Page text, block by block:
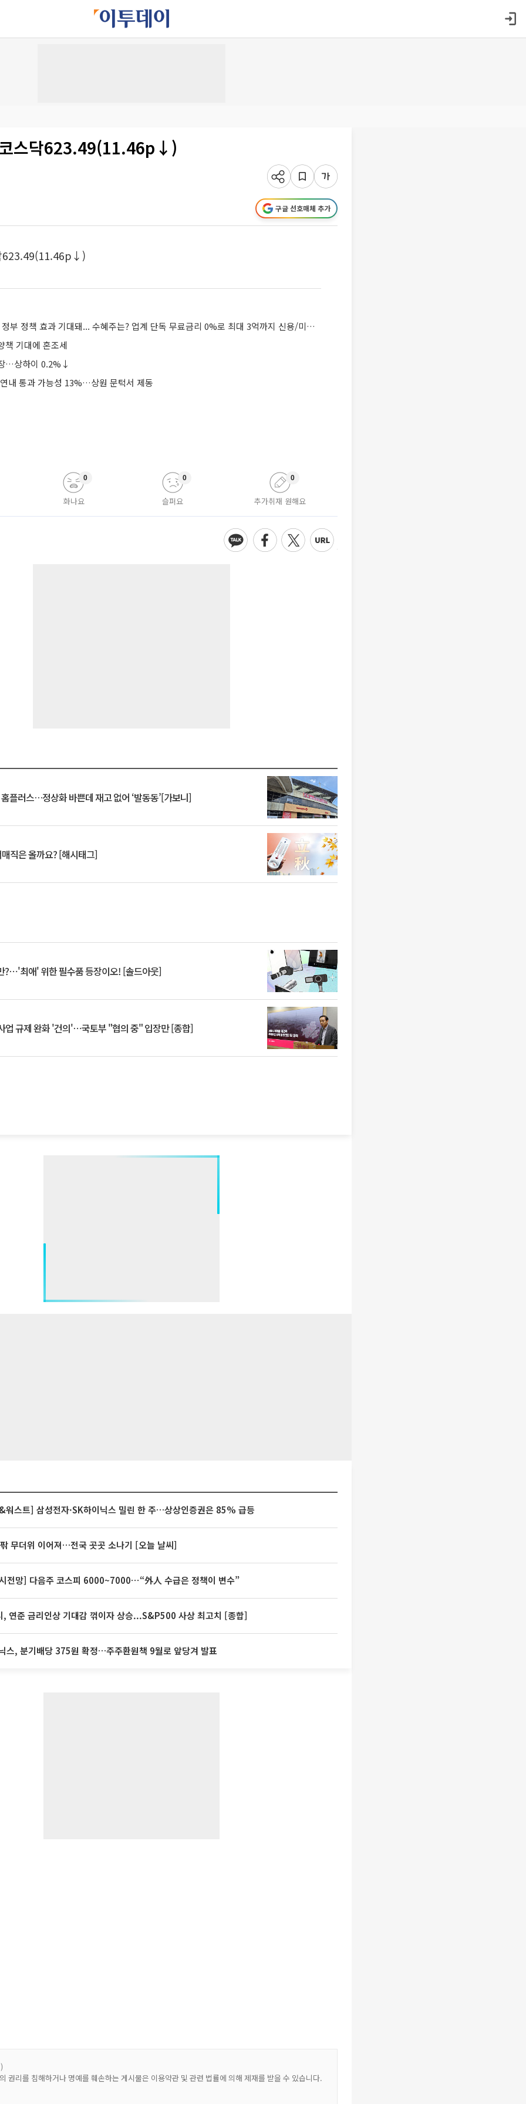
스닥623.49(11.46p↓)
구글 선호매체 추가
623.49(11.46p↓)
바닥친 중국 증시, 정부 정책 효과 기대돼... 수혜주는? 업계 단독 무료금리 0%로 최대 3억까지 신용/미수 대환하려면?
책 기대에 혼조세
…상하이 0.2%↓
내 통과 가능성 13%…상원 문턱서 제동
화나요
0
슬퍼요
0
추가취재 원해요
0
플러스…정상화 바쁜데 재고 없어 ‘발동동’[가보니]
직은 올까요? [해시태그]
?⋯'최애' 위한 필수품 등장이오! [솔드아웃]
업 규제 완화 '건의'⋯국토부 "협의 중" 입장만 [종합]
워스트] 삼성전자·SK하이닉스 밀린 한 주…상상인증권은 85% 급등
무더위 이어져…전국 곳곳 소나기 [오늘 날씨]
전망] 다음주 코스피 6000~7000⋯“外人 수급은 정책이 변수”
, 연준 금리인상 기대감 꺾이자 상승...S&P500 사상 최고치 [종합]
스, 분기배당 375원 확정…주주환원책 9월로 앞당겨 발표